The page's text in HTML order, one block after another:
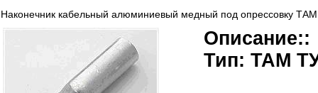
Наконечник кабельный алюминиевый медный под опрессовку ТАМ
Описание::
Тип: ТАМ ТУ